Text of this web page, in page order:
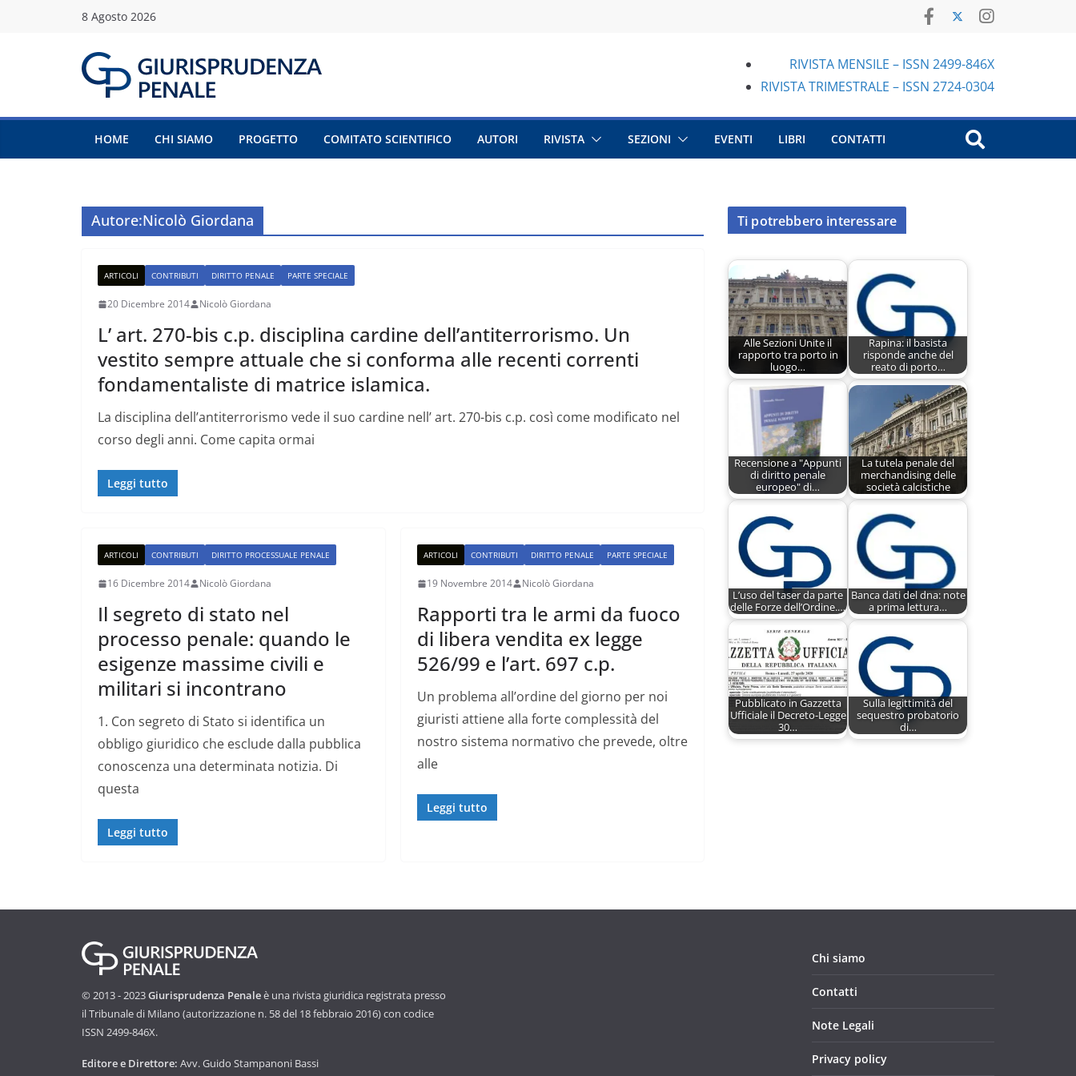
8 Agosto 2026
RIVISTA MENSILE – ISSN 2499-846X
RIVISTA TRIMESTRALE – ISSN 2724-0304
HOME CHI SIAMO PROGETTO COMITATO SCIENTIFICO AUTORI RIVISTA SEZIONI EVENTI LIBRI CONTATTI
Autore:Nicolò Giordana
ARTICOLI CONTRIBUTI DIRITTO PENALE PARTE SPECIALE
20 Dicembre 2014 Nicolò Giordana
L’ art. 270-bis c.p. disciplina cardine dell’antiterrorismo. Un
vestito sempre attuale che si conforma alle recenti correnti
fondamentaliste di matrice islamica.
La disciplina dell’antiterrorismo vede il suo cardine nell’ art. 270-bis c.p. così come modificato nel
corso degli anni. Come capita ormai
Leggi tutto
ARTICOLI CONTRIBUTI DIRITTO PROCESSUALE PENALE
16 Dicembre 2014 Nicolò Giordana
Il segreto di stato nel
processo penale: quando le
esigenze massime civili e
militari si incontrano
1. Con segreto di Stato si identifica un
obbligo giuridico che esclude dalla pubblica
conoscenza una determinata notizia. Di
questa
Leggi tutto
ARTICOLI CONTRIBUTI DIRITTO PENALE PARTE SPECIALE
19 Novembre 2014 Nicolò Giordana
Rapporti tra le armi da fuoco
di libera vendita ex legge
526/99 e l’art. 697 c.p.
Un problema all’ordine del giorno per noi
giuristi attiene alla forte complessità del
nostro sistema normativo che prevede, oltre
alle
Leggi tutto
Ti potrebbero interessare
Alle Sezioni Unite il
rapporto tra porto in
luogo…
Rapina: il basista
risponde anche del
reato di porto…
Recensione a "Appunti
di diritto penale
europeo" di…
La tutela penale del
merchandising delle
società calcistiche
L’uso del taser da parte
delle Forze dell’Ordine.…
Banca dati del dna: note
a prima lettura…
Pubblicato in Gazzetta
Ufficiale il Decreto-Legge
30…
Sulla legittimità del
sequestro probatorio
di…
© 2013 - 2023Giurisprudenza Penaleè una rivista giuridica registrata presso
il Tribunale di Milano (autorizzazione n. 58 del 18 febbraio 2016) con codice
ISSN 2499-846X.
Editore e Direttore: Avv. Guido Stampanoni Bassi
Chi siamo
Contatti
Note Legali
Privacy policy